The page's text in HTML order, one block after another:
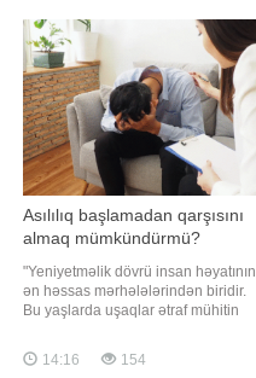
əhəmiyyət daşıyır". Bunu BİG.AZ-a
açıqlamasında qida eksperti Fərid
Səfərov bildirib. O, qeyd edib ki
Asılılıq başlamadan qarşısını
almaq mümkündürmü?
"Yeniyetməlik dövrü insan həyatının
ən həssas mərhələlərindən biridir.
Bu yaşlarda uşaqlar ətraf mühitin
maraq göstərir və bəzən
düşünmədən riskli qərarlar verirlər.
14:16 154